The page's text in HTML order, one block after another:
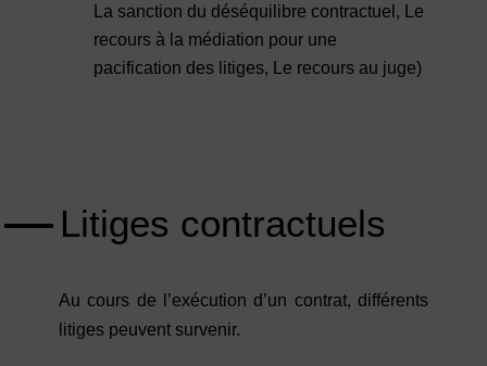
La sanction du déséquilibre contractuel, Le
recours à la médiation pour une
pacification des litiges, Le recours au juge)
Litiges contractuels
Au cours de l’exécution d’un contrat, différents
litiges peuvent survenir.